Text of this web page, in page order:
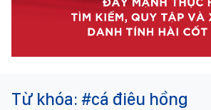
Từ khóa: #cá điêu hồng